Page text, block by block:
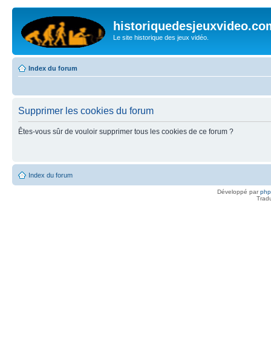
Le site historique des jeux vidéo.
Index du forum
Supprimer les cookies du forum
Êtes-vous sûr de vouloir supprimer tous les cookies de ce forum ?
Index du forum
Développé par